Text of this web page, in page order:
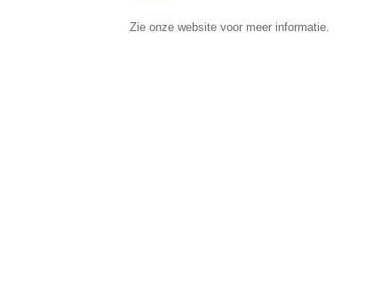
Zie onze website voor meer informatie.